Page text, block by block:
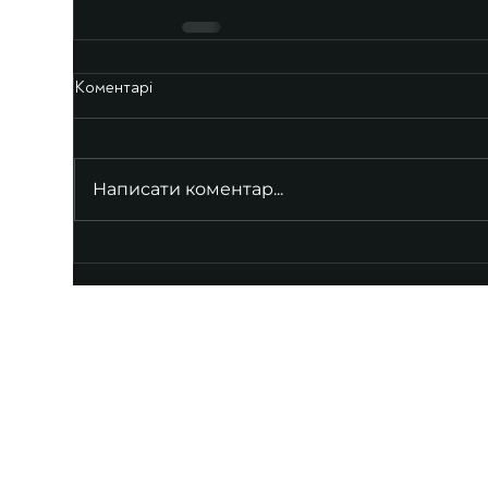
Коментарі
Написати коментар...